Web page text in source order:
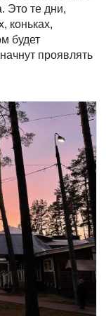
Это те дни,
коньках,
будет
проявлять